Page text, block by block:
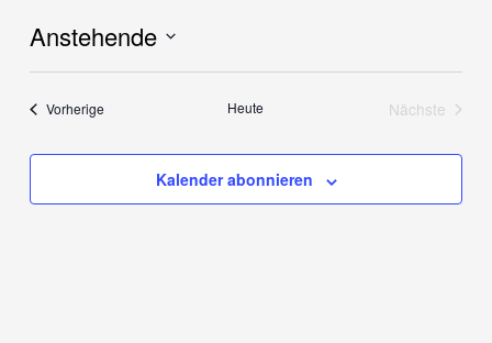
Anstehende
VorherigeVeranstaltungen Heute
Nächste
Kalender abonnieren